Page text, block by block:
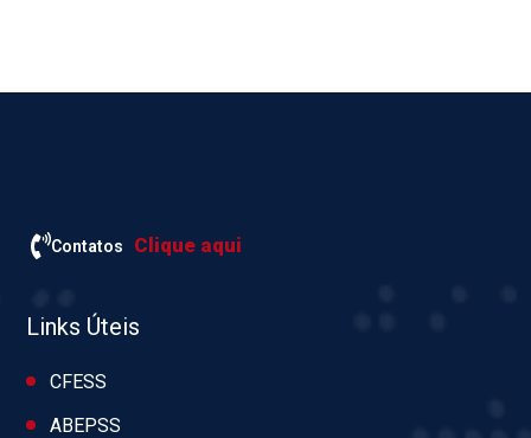
Contatos Clique aqui
Links Úteis
CFESS
ABEPSS